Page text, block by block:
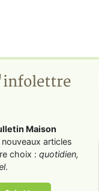
Maison
articles
choix : quotidien,
.